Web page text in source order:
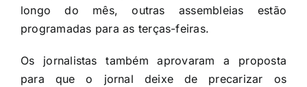
longo do mês, outras assembleias estão
programadas para as terças-feiras.
Os jornalistas também aprovaram a proposta
para que o jornal deixe de precarizar os